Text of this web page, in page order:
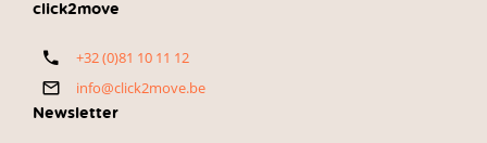
directe et
budget,
simplicité des
démarches
administratives.
Newsletter
click2move
+32 (0)81 10 11 12
info@click2move.be